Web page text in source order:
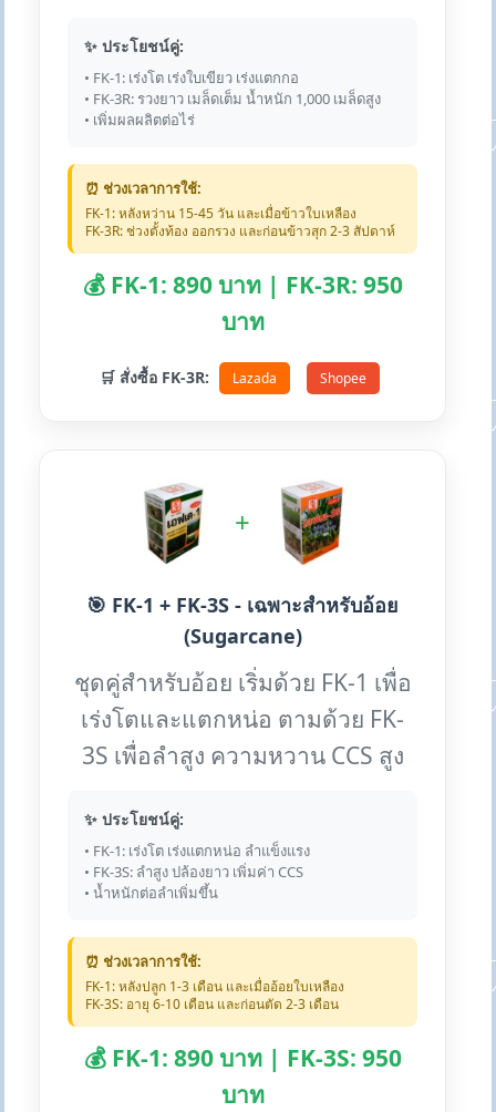
✨ ประโยชน์คู่:
• FK-1: เร่งโต เร่งใบเขียว เร่งแตกกอ
• FK-3R: รวงยาว เมล็ดเต็ม น้ำหนัก 1,000 เมล็ดสูง
• เพิ่มผลผลิตต่อไร่
⏰ ช่วงเวลาการใช้:
FK-1: หลังหว่าน 15-45 วัน และเมื่อข้าวใบเหลือง
FK-3R: ช่วงตั้งท้อง ออกรวง และก่อนข้าวสุก 2-3 สัปดาห์
💰 FK-1: 890 บาท | FK-3R: 950
บาท
🛒 สั่งซื้อ FK-3R: Lazada Shopee
+
🎯 FK-1 + FK-3S - เฉพาะสำหรับอ้อย
(Sugarcane)
ชุดคู่สำหรับอ้อย เริ่มด้วย FK-1 เพื่อ
เร่งโตและแตกหน่อ ตามด้วย FK-
3S เพื่อลำสูง ความหวาน CCS สูง
✨ ประโยชน์คู่:
• FK-1: เร่งโต เร่งแตกหน่อ ลำแข็งแรง
• FK-3S: ลำสูง ปล้องยาว เพิ่มค่า CCS
• น้ำหนักต่อลำเพิ่มขึ้น
⏰ ช่วงเวลาการใช้:
FK-1: หลังปลูก 1-3 เดือน และเมื่ออ้อยใบเหลือง
FK-3S: อายุ 6-10 เดือน และก่อนตัด 2-3 เดือน
💰 FK-1: 890 บาท | FK-3S: 950
บาท